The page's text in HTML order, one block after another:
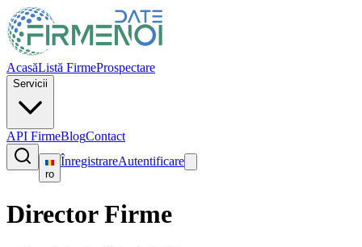
AcasăListă FirmeProspectare
Servicii
API FirmeBlogContact
ro
ÎnregistrareAutentificare
Director Firme